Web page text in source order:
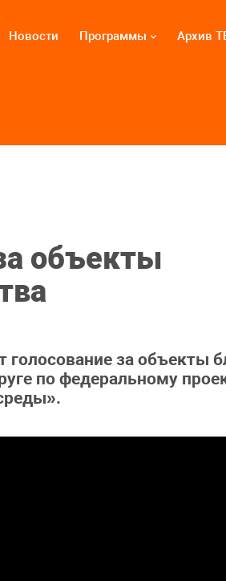
Новости Программы Архив
объекты
голосование за объекты
по федеральному